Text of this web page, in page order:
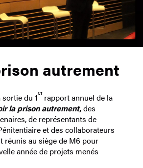
autrement
sortie du 1er rapport annuel de la
la prison autrement,des
de représentants de
et des collaborateurs
réunis au siège de M6 pour
année de projets menés